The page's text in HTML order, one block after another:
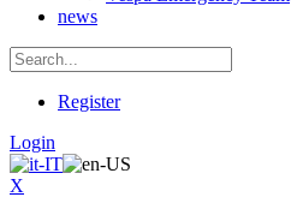
news
Register
Login
X